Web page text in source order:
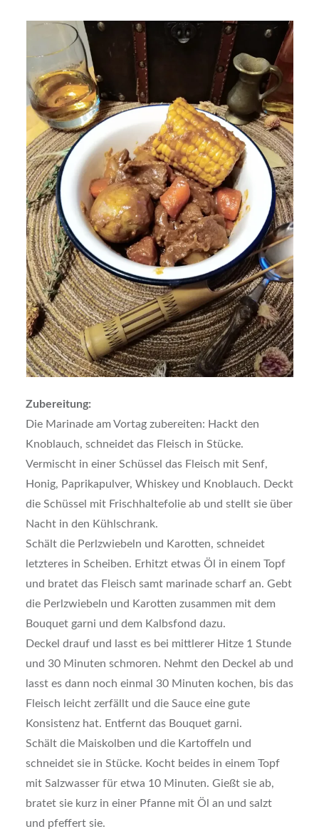
Zubereitung:
Die Marinade am Vortag zubereiten: Hackt den
Knoblauch, schneidet das Fleisch in Stücke.
Vermischt in einer Schüssel das Fleisch mit Senf,
Honig, Paprikapulver, Whiskey und Knoblauch. Deckt
die Schüssel mit Frischhaltefolie ab und stellt sie über
Nacht in den Kühlschrank.
Schält die Perlzwiebeln und Karotten, schneidet
letzteres in Scheiben. Erhitzt etwas Öl in einem Topf
und bratet das Fleisch samt marinade scharf an. Gebt
die Perlzwiebeln und Karotten zusammen mit dem
Bouquet garni und dem Kalbsfond dazu.
Deckel drauf und lasst es bei mittlerer Hitze 1 Stunde
und 30 Minuten schmoren. Nehmt den Deckel ab und
lasst es dann noch einmal 30 Minuten kochen, bis das
Fleisch leicht zerfällt und die Sauce eine gute
Konsistenz hat. Entfernt das Bouquet garni.
Schält die Maiskolben und die Kartoffeln und
schneidet sie in Stücke. Kocht beides in einem Topf
mit Salzwasser für etwa 10 Minuten. Gießt sie ab,
bratet sie kurz in einer Pfanne mit Öl an und salzt
und pfeffert sie.